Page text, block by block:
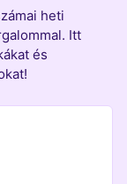
heti
Itt
és